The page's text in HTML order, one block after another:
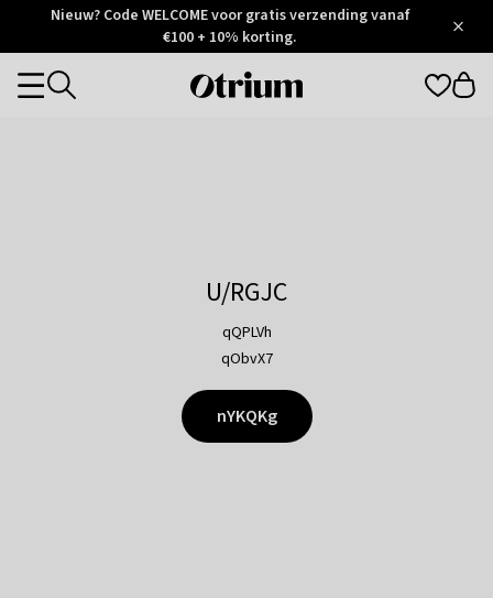
Otrium
Trustpilot
Nieuw? Code WELCOME voor gratis verzending vanaf
€100 + 10% korting.
Otrium
Categories
U/RGJC
qQPLVh
qObvX7
nYKQKg